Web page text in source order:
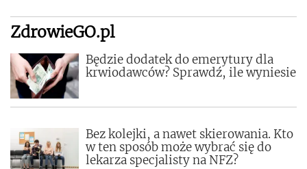
ZdrowieGO.pl
Będzie dodatek do emerytury dla
krwiodawców? Sprawdź, ile wyniesie
Bez kolejki, a nawet skierowania. Kto
w ten sposób może wybrać się do
lekarza specjalisty na NFZ?